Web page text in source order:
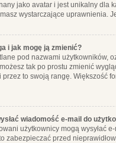
jako avatar i jest unikalny dla
wystarczające uprawnienia.
i jak mogę ją zmienić?
pod nazwami użytkowników,
tak po prostu zmienić
przez to swoją rangę. Większość
wiadomość e-mail do
użytkownicy mogą wysyłać
zabezpieczać przed